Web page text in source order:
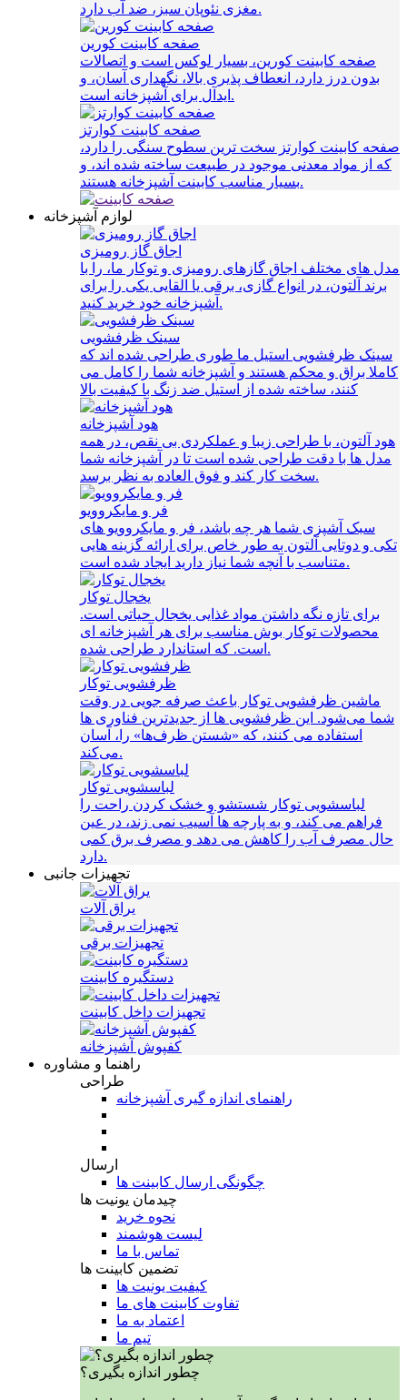
مغزی نئوپان سبز، ضد آب دارد.
صفحه کابینت کورین
صفحه کابینت کورین، بسیار لوکس است و اتصالات
بدون درز دارد، انعطاف پذیری بالا، نگهداری آسان، و
ایدآل برای آشپزخانه است.
صفحه کابینت کوارتز
صفحه کابینت کوارتز سخت ترین سطوح سنگی را دارد،
که از مواد معدنی موجود در طبیعت ساخته شده اند، و
بسیار مناسب کابینت آشپزخانه هستند.
لوازم آشپزخانه
اجاق گاز رومیزی
مدل های مختلف اجاق گازهای رومیزی و توکار ما، را با
برند آلتون، در انواع گازی، برقی یا القایی یکی را برای
آشپزخانه خود خرید کنید.
سینک ظرفشویی
سینک ظرفشویی استیل ما طوری طراحی شده اند که
کاملا براق و محکم هستند و آشپزخانه شما را کامل می
کنند، ساخته شده از استیل ضد زنگ با کیفیت بالا
هود آشپزخانه
هود آلتون، با طراحی زیبا و عملکردی بی نقص، در همه
مدل ها با دقت طراحی شده است تا در آشپزخانه شما
سخت کار کند و فوق العاده به نظر برسد.
فر و مایکروویو
سبک آشپزی شما هر چه باشد، فر و مایکروویو های
تکی و دوتایی آلتون به طور خاص برای ارائه گزینه هایی
متناسب با آنچه شما نیاز دارید ایجاد شده است.
یخجال توکار
برای تازه نگه داشتن مواد غذایی یخجال حیاتی است.
محصولات توکار بوش مناسب برای هر آشپزخانه ای
است. که استاندارد طراحی شده.
ظرفشویی توکار
ماشین ظرفشویی توکار باعث صرفه‌ جویی در وقت
شما می‌شود. این ظرفشویی ها از جدیدترین فناوری ها
استفاده می کنند، که «شستن ظرف‌ها» را، آسان
می‌کند.
لباسشویی توکار
لباسشویی توکار شستشو و خشک کردن راحت را
فراهم می کند، و به پارچه ها آسیب نمی زند، در عین
حال مصرف آب را کاهش می دهد و مصرف برق کمی
دارد.
تجهیزات جانبی
یراق آلات
تجهیزات برقی
دستگیره کابینت
تجهیزات داخل کابینت
کفپوش آشپزخانه
راهنما و مشاوره
طراحی
راهنمای اندازه گیری آشپزخانه
ارسال
چگونگی ارسال کابینت ها
چیدمان یونیت ها
نحوه خرید
لیست هوشمند
تماس با ما
تضمین کابینت ها
کیفیت یونیت ها
تفاوت کابینت های ما
اعتماد به ما
تیم ما
چطور اندازه بگیری؟